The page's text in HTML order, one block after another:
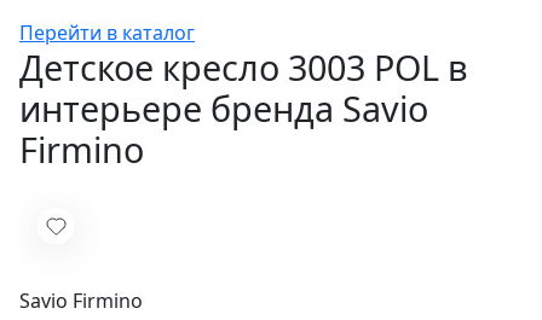
Перейти в каталог
Детское кресло 3003 POL в
интерьере бренда Savio
Firmino
Savio Firmino